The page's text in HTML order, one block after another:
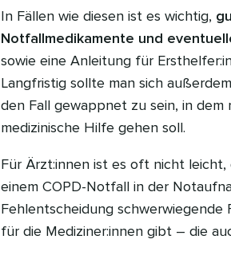
In Fällen wie diesen ist es wichtig,
Notfallmedikamente und
sowie eine Anleitung für
Langfristig sollte man sich
den Fall gewappnet zu sein, in
medizinische Hilfe gehen soll.
Für Ärzt:innen ist es oft nicht
einem COPD-Notfall in der
Fehlentscheidung schwerwiegende
für die Mediziner:innen gibt – die